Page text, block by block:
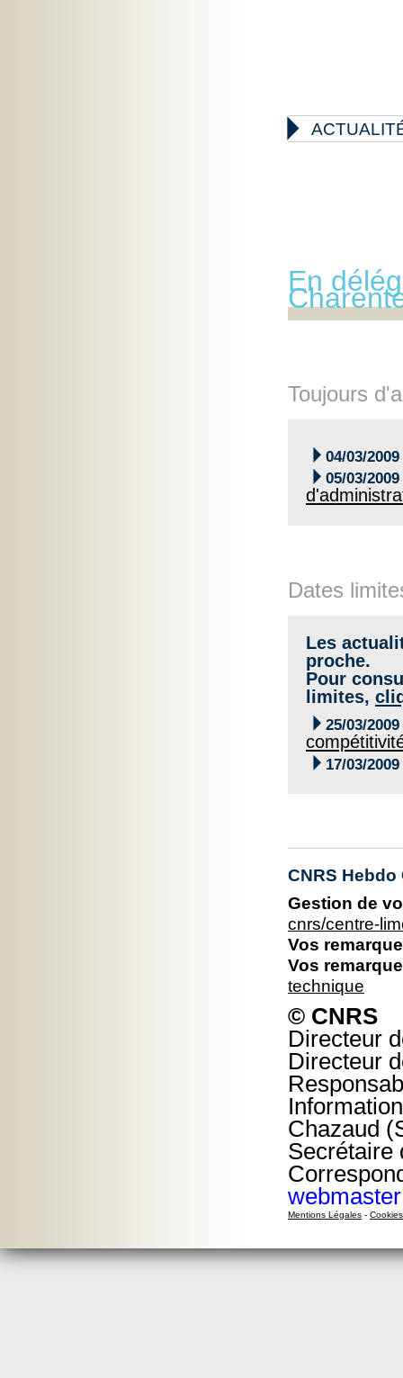

En
Toujours
 04/03/2009
 05/03/2009
Dates
Les
proche.
Pour
limites,
 25/03/2009
 17/03/2009
CNRS
Gestion de
cnrs/centre-
Vos
Vos
technique
© CNRS
Directeur
Directeur
Chazaud
Secrétaire
Mentions Légales - Cookies